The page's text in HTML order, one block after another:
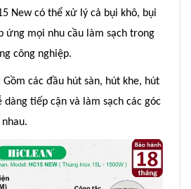
New có thể xử lý cả bụi khô, bụi
ứng mọi nhu cầu làm sạch trong
công nghiệp.
Gồm các đầu hút sàn, hút khe, hút
dàng tiếp cận và làm sạch các góc